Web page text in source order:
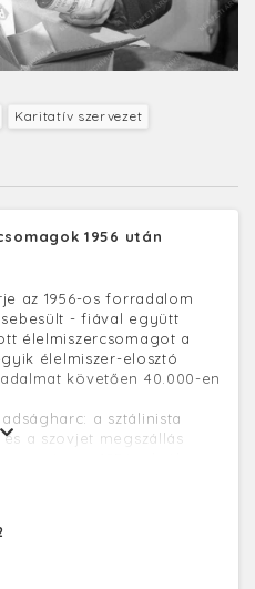
Karitatív szervezet
1956 után
az 1956-os forradalom
- fiával együtt
élelmiszercsomagot a
élelmiszer-elosztó
követően 40.000-en
a sztálinista
a szovjet megszállás
diákok békés tüntetésével,
ki, aminek leverésére
területén megindult a
legkitartóbb
őket november 11-